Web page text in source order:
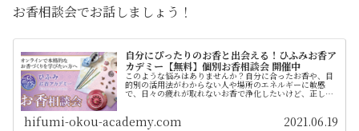
お香相談会でお話しましょう！
自分にぴったりのお香と出会える！ひふみお香ア
カデミー【無料】個別お香相談会 開催中
このような悩みはありませんか？自分に合ったお香や、目
的別の活用法がわからない人や場所のエネルギーに敏感
で、日々の疲れが取れないお香で浄化したいけど、正しい
hifumi-okou-academy.com 2021.06.19